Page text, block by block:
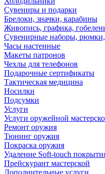
Сувениры и подарки
Брелоки, значки, карабины
Живопись, графика,
Сувенирные наборы, рюмки,
Часы настенные
Макеты патронов
Чехлы для телефонов
Подарочные сертификаты
Тактическая медицина
Носилки
Подсумки
Услуги
Услуги оружейной
Ремонт оружия
Тюнинг оружия
Покраска оружия
Удаление Soft-touch
Прейскурант мастерской
Дополнительные услуги